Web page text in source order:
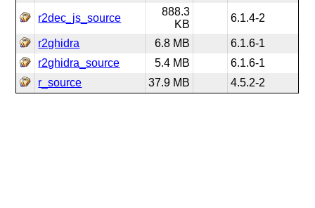
r2dec_js_source
888.3
KB
6.1.4-2
r2ghidra 6.8 MB
6.1.6-1
r2ghidra_source
5.4 MB
6.1.6-1
r_source
37.9 MB 4.5.2-2